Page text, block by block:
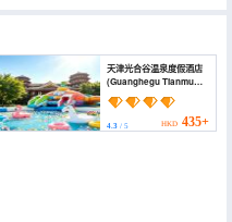
天津光合谷温泉度假酒店
(Guanghegu Tianmu
Hot Spring Resort)
4.3/ 5 HKD 435+